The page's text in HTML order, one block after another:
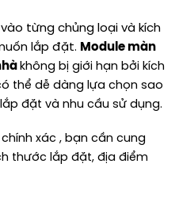
từng chủng loại và kích
lắp đặt. Module màn
không bị giới hạn bởi kích
thể dễ dàng lựa chọn sao
đặt và nhu cầu sử dụng.
xác , bạn cần cung
thước lắp đặt, địa điểm